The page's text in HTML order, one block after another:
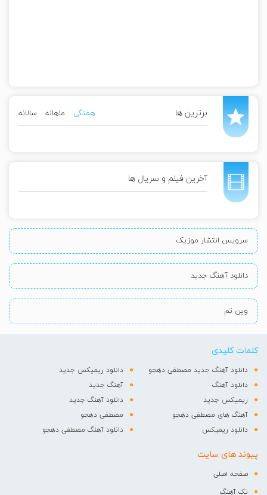
برترین ها هفتگی ماهانه سالانه
آخرین فیلم و سریال ها
سرویس انتشار موزیک
دانلود آهنگ جدید
وین تم
کلمات کلیدی
دانلود آهنگ جدید مصطفی دهجو
دانلود ریمیکس جدید
دانلود آهنگ
آهنگ جدید
ریمیکس جدید
دانلود آهنگ جدید
آهنگ های مصطفی دهجو
مصطفی دهجو
دانلود ریمیکس
دانلود آهنگ مصطفی دهجو
پیوند های سایت
صفحه اصلی
تک آهنگ